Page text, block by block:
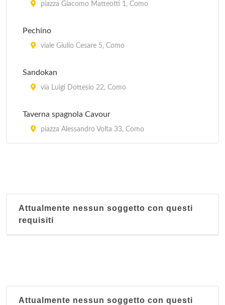
piazza Giacomo Matteotti 1, Como
Pechino
viale Giulio Cesare 5, Como
Sandokan
via Luigi Dottesio 22, Como
Taverna spagnola Cavour
piazza Alessandro Volta 33, Como
Attualmente nessun soggetto con questi
requisiti
Attualmente nessun soggetto con questi